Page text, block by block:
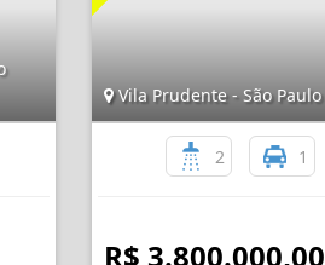
Vila Prudente - São Paulo
2 1
R$ 3.800.000,00